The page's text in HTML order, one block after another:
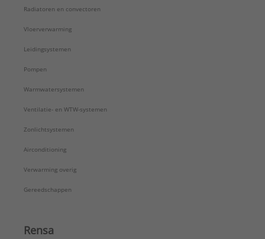
Radiatoren en convectoren
Vloerverwarming
Leidingsystemen
Pompen
Warmwatersystemen
Ventilatie- en WTW-systemen
Zonlichtsystemen
Airconditioning
Verwarming overig
Gereedschappen
Rensa